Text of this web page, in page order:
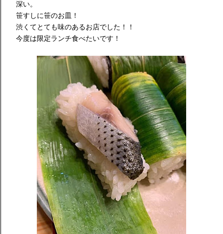
深い。
笹すしに笹のお皿！
渋くてとても味のあるお店でした！！
今度は限定ランチ食べたいです！